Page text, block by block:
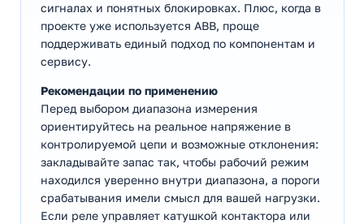
сигналах и понятных блокировках. Плюс, когда в
проекте уже используется ABB, проще
поддерживать единый подход по компонентам и
сервису.
Рекомендации по применению
Перед выбором диапазона измерения
ориентируйтесь на реальное напряжение в
контролируемой цепи и возможные отклонения:
закладывайте запас так, чтобы рабочий режим
находился уверенно внутри диапазона, а пороги
срабатывания имели смысл для вашей нагрузки.
Если реле управляет катушкой контактора или